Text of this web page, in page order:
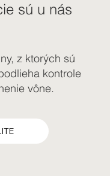
sú u nás
z ktorých sú
kontrole
vône.